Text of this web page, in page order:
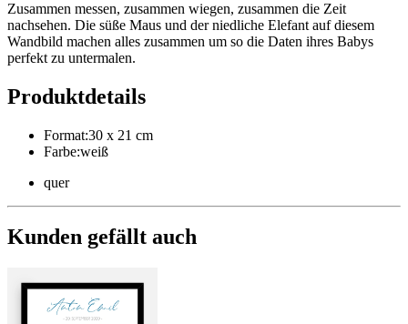
Zusammen messen, zusammen wiegen, zusammen die Zeit
nachsehen. Die süße Maus und der niedliche Elefant auf diesem
Wandbild machen alles zusammen um so die Daten ihres Babys
perfekt zu untermalen.
Produktdetails
Format:30 x 21 cm
Farbe:weiß
quer
Kunden gefällt auch